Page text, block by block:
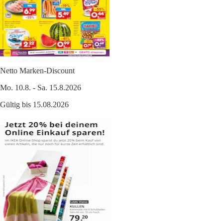
Netto Marken-Discount
Mo. 10.8. - Sa. 15.8.2026
Gültig bis 15.08.2026